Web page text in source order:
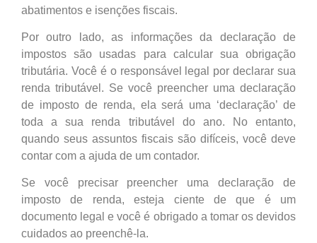
abatimentos e isenções fiscais.
Por outro lado, as informações da declaração de
impostos são usadas para calcular sua obrigação
tributária. Você é o responsável legal por declarar sua
renda tributável. Se você preencher uma declaração
de imposto de renda, ela será uma ‘declaração’ de
toda a sua renda tributável do ano. No entanto,
quando seus assuntos fiscais são difíceis, você deve
contar com a ajuda de um contador.
Se você precisar preencher uma declaração de
imposto de renda, esteja ciente de que é um
documento legal e você é obrigado a tomar os devidos
cuidados ao preenchê-la.